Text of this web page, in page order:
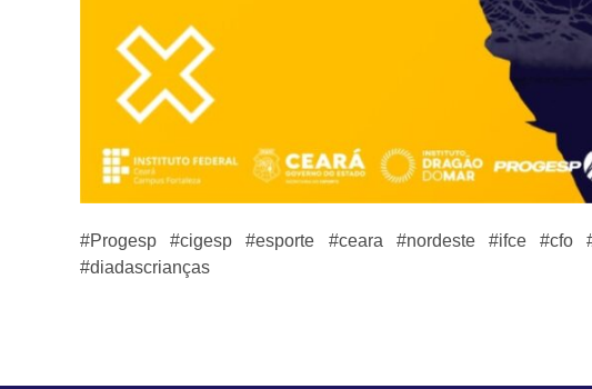
#Progesp #cigesp #esporte #ceara #nordeste #ifce #cfo
#diadascrianças